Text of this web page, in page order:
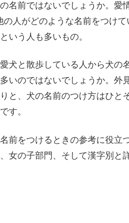
名前ではないでしょうか。愛
人がどのような名前をつけ
いう人も多いもの。
犬と散歩している人から犬の
いのではないでしょうか。外
と、犬の名前のつけ方はひと
す。
前をつけるときの参考に役立
女の子部門、そして漢字別と